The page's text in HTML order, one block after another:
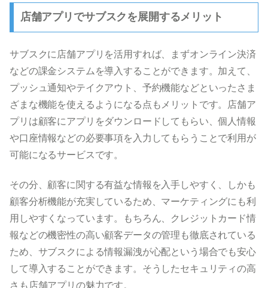
店舗アプリでサブスクを展開するメリット
サブスクに店舗アプリを活用すれば、まずオンライン決済
などの課金システムを導入することができます。加えて、
プッシュ通知やテイクアウト、予約機能などといったさま
ざまな機能を使えるようになる点もメリットです。店舗ア
プリは顧客にアプリをダウンロードしてもらい、個人情報
や口座情報などの必要事項を入力してもらうことで利用が
可能になるサービスです。
その分、顧客に関する有益な情報を入手しやすく、しかも
顧客分析機能が充実しているため、マーケティングにも利
用しやすくなっています。もちろん、クレジットカード情
報などの機密性の高い顧客データの管理も徹底されている
ため、サブスクによる情報漏洩が心配という場合でも安心
して導入することができます。そうしたセキュリティの高
さも店舗アプリの魅力です。